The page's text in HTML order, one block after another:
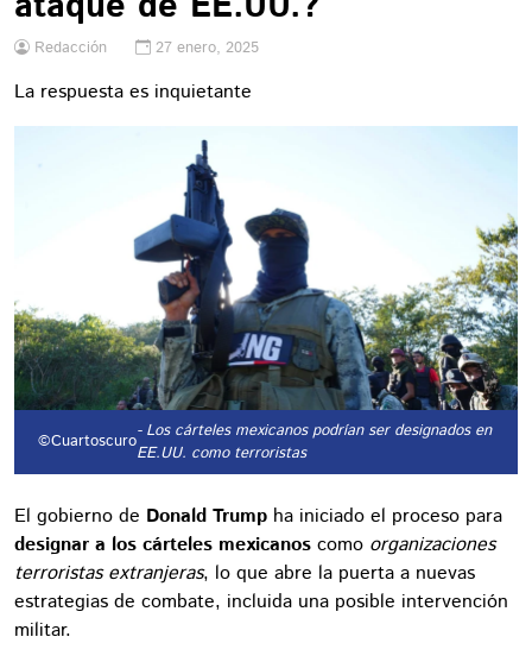
Redacción 27 enero, 2025
La respuesta es inquietante
©Cuartoscuro- Los cárteles mexicanos podrían ser designados en
EE.UU. como terroristas
El gobierno de Donald Trump ha iniciado el proceso para
designar a los cárteles mexicanos como organizaciones
terroristas extranjeras, lo que abre la puerta a nuevas
estrategias de combate, incluida una posible intervención
militar.